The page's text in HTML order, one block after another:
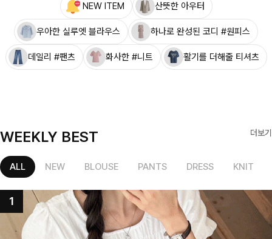
NEW ITEM 산뜻한 아우터
우아한 실루엣 블라우스 하나로 완성된 코디 #원피스
데일리 #팬츠 화사한 #니트 활기를 더해줄 티셔츠
WEEKLY BEST 더보기
ALL NEW BLOUSE PANTS DRESS KNIT